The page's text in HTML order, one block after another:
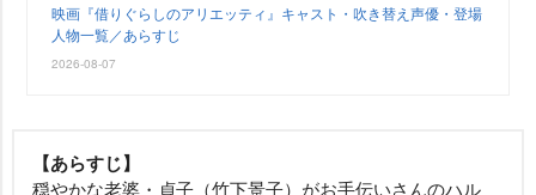
映画『借りぐらしのアリエッティ』キャスト・吹き替え声優・登場
人物一覧／あらすじ
2026-08-07
【あらすじ】
穏やかな老婆・貞子（竹下景子）がお手伝いさんのハル